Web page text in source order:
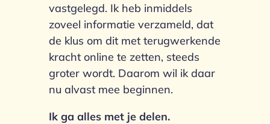
vastgelegd. Ik heb inmiddels
zoveel informatie verzameld, dat
de klus om dit met terugwerkende
kracht online te zetten, steeds
groter wordt. Daarom wil ik daar
nu alvast mee beginnen.
Ik ga alles met je delen.